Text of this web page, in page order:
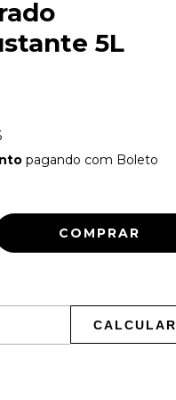
5L
pagando com Boleto
CALCULAR